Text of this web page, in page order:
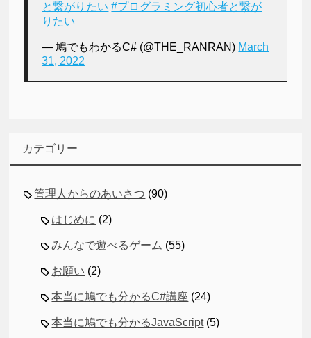
と繋がりたい #プログラミング初心者と繋が
りたい
— 鳩でもわかるC# (@THE_RANRAN) March
31, 2022
カテゴリー
管理人からのあいさつ (90)
はじめに (2)
みんなで遊べるゲーム (55)
お願い (2)
本当に鳩でも分かるC#講座 (24)
本当に鳩でも分かるJavaScript(5)